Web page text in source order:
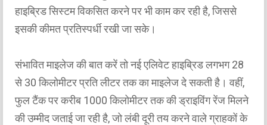
हाइब्रिड सिस्टम विकसित करने पर भी काम कर रही है, जिससे
इसकी कीमत प्रतिस्पर्धी रखी जा सके।
संभावित माइलेज की बात करें तो नई एलिवेट हाइब्रिड लगभग 28
से 30 किलोमीटर प्रति लीटर तक का माइलेज दे सकती है। वहीं,
फुल टैंक पर करीब 1000 किलोमीटर तक की ड्राइविंग रेंज मिलने
की उम्मीद जताई जा रही है, जो लंबी दूरी तय करने वाले ग्राहकों के